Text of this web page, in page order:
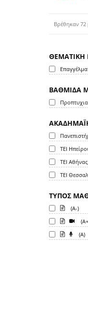
Βρέθηκαν
ΘΕΜΑΤΙΚΗ
ΒΑΘΜΙΔΑ
ΤΕΙ
ΤΕΙ Αθήνας
ΤΕΙ
ΤΥΠΟΣ
(A-)
(A)